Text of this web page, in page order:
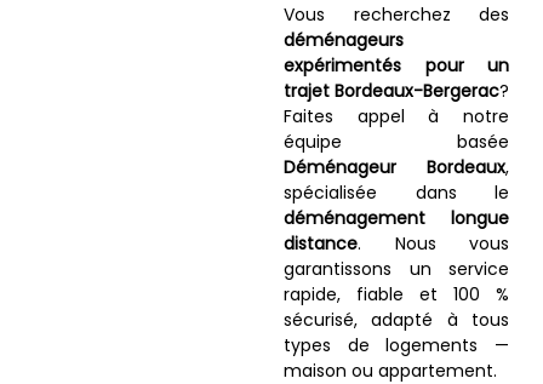
Vous recherchez des
déménageurs
expérimentés pour un
trajet Bordeaux-Bergerac?
Faites appel à notre
équipe basée
Déménageur Bordeaux,
spécialisée dans le
déménagement longue
distance. Nous vous
garantissons un service
rapide, fiable et 100 %
sécurisé, adapté à tous
types de logements —
maison ou appartement.